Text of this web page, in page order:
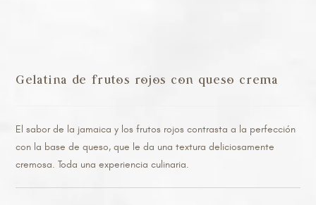
Gelatina de frutos rojos con queso crema
El sabor de la jamaica y los frutos rojos contrasta a la perfección
con la base de queso, que le da una textura deliciosamente
cremosa. Toda una experiencia culinaria.